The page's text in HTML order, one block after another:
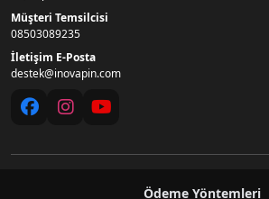
Müşteri Temsilcisi
08503089235
İletişim E-Posta
destek@inovapin.com
Ödeme Yöntemleri